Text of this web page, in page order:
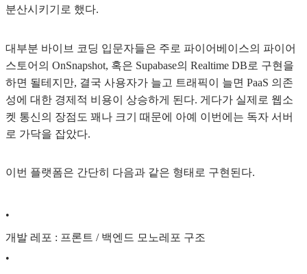
분산시키기로 했다.
대부분 바이브 코딩 입문자들은 주로 파이어베이스의 파이어
스토어의 OnSnapshot, 혹은 Supabase의 Realtime DB로 구현을
하면 될테지만, 결국 사용자가 늘고 트래픽이 늘면 PaaS 의존
성에 대한 경제적 비용이 상승하게 된다. 게다가 실제로 웹소
켓 통신의 장점도 꽤나 크기 때문에 아예 이번에는 독자 서버
로 가닥을 잡았다.
이번 플랫폼은 간단히 다음과 같은 형태로 구현된다.
•
개발 레포 : 프론트 / 백엔드 모노레포 구조
•